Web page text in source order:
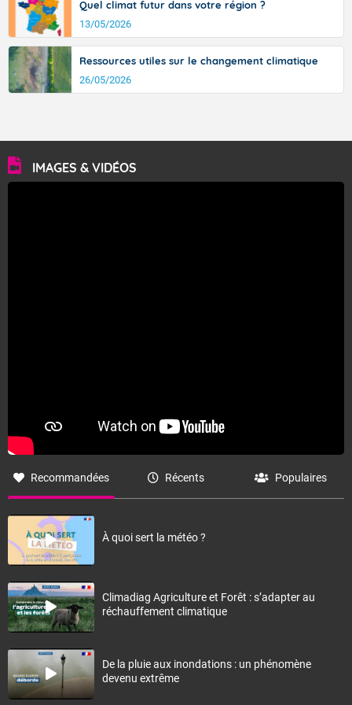
Quel climat futur dans votre région ?
13/05/2026
Ressources utiles sur le changement climatique
26/05/2026
IMAGES & VIDÉOS
Recommandées Récents Populaires
À quoi sert la météo ?
Climadiag Agriculture et Forêt : s’adapter au
réchauffement climatique
De la pluie aux inondations : un phénomène
devenu extrême